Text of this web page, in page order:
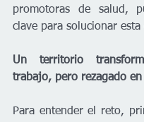
promotoras de salud,
clave para solucionar esta
Un territorio
trabajo, pero rezagado en
Para entender el reto,